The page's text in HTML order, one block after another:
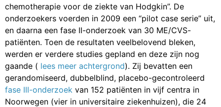
chemotherapie voor de ziekte van Hodgkin”. De
onderzoekers voerden in 2009 een “pilot case serie” uit,
en daarna een fase II-onderzoek van 30 ME/CVS-
patiënten. Toen de resultaten veelbelovend bleken,
werden er verdere studies gepland en deze zijn nog
gaande ( lees meer achtergrond). Zij bevatten een
gerandomiseerd, dubbelblind, placebo-gecontroleerd
fase III-onderzoek van 152 patiënten in vijf centra in
Noorwegen (vier in universitaire ziekenhuizen), die 24